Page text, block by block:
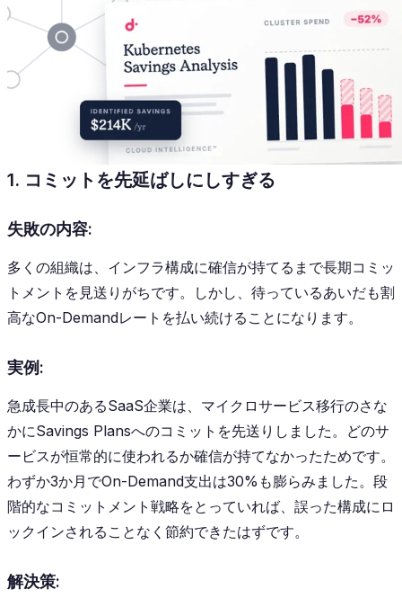
1. コミットを先延ばしにしすぎる
失敗の内容:
多くの組織は、インフラ構成に確信が持てるまで長期コミッ
トメントを見送りがちです。しかし、待っているあいだも割
高なOn-Demandレートを払い続けることになります。
実例:
急成長中のあるSaaS企業は、マイクロサービス移行のさな
かにSavings Plansへのコミットを先送りしました。どのサ
ービスが恒常的に使われるか確信が持てなかったためです。
わずか3か月でOn-Demand支出は30%も膨らみました。段
階的なコミットメント戦略をとっていれば、誤った構成にロ
ックインされることなく節約できたはずです。
解決策: